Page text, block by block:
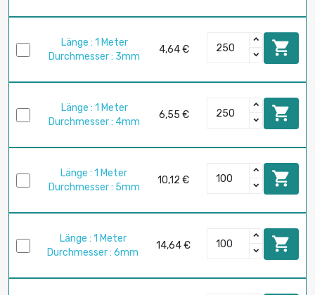
Länge : 1 Meter
Durchmesser : 3mm
4,64 € 
Länge : 1 Meter
Durchmesser : 4mm
6,55 € 
Länge : 1 Meter
Durchmesser : 5mm
10,12 € 
Länge : 1 Meter
Durchmesser : 6mm
14,64 € 